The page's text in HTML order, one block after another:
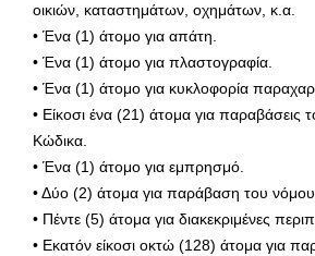
οικιών, καταστημάτων, οχημάτων, κ.α.
• Ένα (1) άτομο για απάτη.
• Ένα (1) άτομο για πλαστογραφία.
• Ένα (1) άτομο για κυκλοφορία
• Είκοσι ένα (21) άτομα για παραβάσεις
Κώδικα.
• Ένα (1) άτομο για εμπρησμό.
• Δύο (2) άτομα για παράβαση του νόμου
• Πέντε (5) άτομα για διακεκριμένες
• Εκατόν είκοσι οκτώ (128) άτομα για